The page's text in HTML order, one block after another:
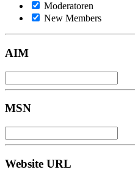
Moderatoren
New Members
AIM
MSN
Website URL